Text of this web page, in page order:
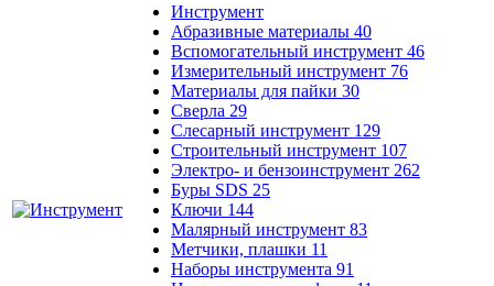
Инструмент
Абразивные материалы 40
Вспомогательный инструмент 46
Измерительный инструмент 76
Материалы для пайки 30
Сверла 29
Слесарный инструмент 129
Строительный инструмент 107
Электро- и бензоинструмент 262
Буры SDS 25
Ключи 144
Малярный инструмент 83
Метчики, плашки 11
Наборы инструмента 91